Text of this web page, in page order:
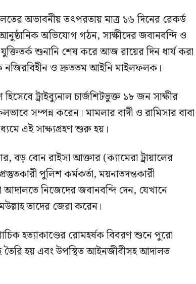
অভাবনীয় তৎপরতায় মাত্র ১৬ দিনের রেকর্ড
অভিযোগ গঠন, সাক্ষীদের জবানবন্দি ও
শুনানি শেষ করে আজ রায়ের দিন ধার্য করা
নজিরবিহীন ও দ্রুততম আইনি মাইলফলক।
ট্রাইব্যুনাল চার্জশিটভুক্ত ১৮ জন সাক্ষীর
সম্পন্ন করেন। মামলার বাদী ও রামিসার বাবা
এই সাক্ষ্যগ্রহণ শুরু হয়।
বড় বোন রাইসা আক্তার (ক্যামেরা ট্রায়ালের
পুলিশ কর্মকর্তা, ময়নাতদন্তকারী
নিজেদের জবানবন্দি দেন, যেখানে
তাদের জেরা করেন।
হত্যাকাণ্ডের রোমহর্ষক বিবরণ শুনে পুরো
হয় এবং উপস্থিত আইনজীবীসহ আদালত